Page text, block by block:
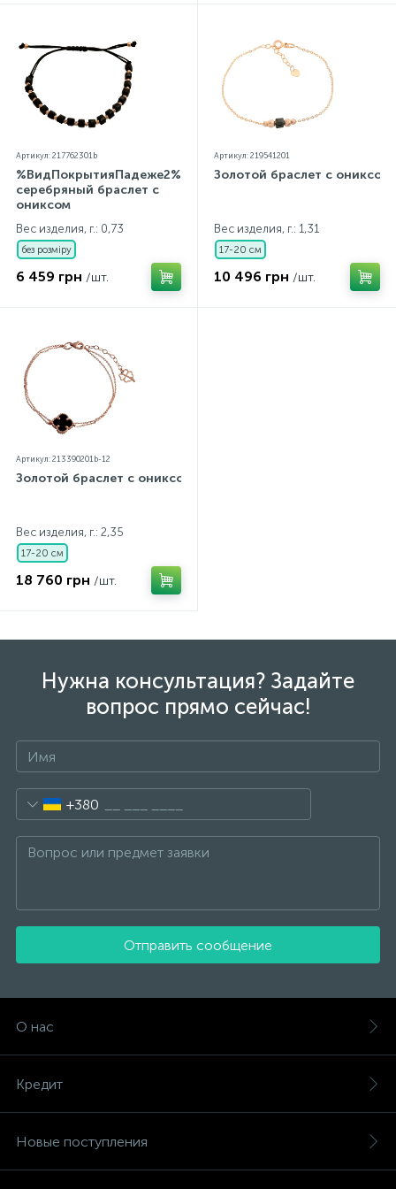
Артикул: 217762301b
%ВидПокрытияПадеже2%
серебряный браслет с
ониксом
Вес изделия, г.: 0,73
без розміру
6 459 грн /шт.
Артикул: 219541201
Золотой браслет с ониксом
Вес изделия, г.: 1,31
17-20 см
10 496 грн /шт.
Артикул: 213390201b-12
Золотой браслет с ониксом
Вес изделия, г.: 2,35
17-20 см
18 760 грн /шт.
Нужна консультация? Задайте
вопрос прямо сейчас!
+380
Отправить сообщение
О нас
Кредит
Новые поступления